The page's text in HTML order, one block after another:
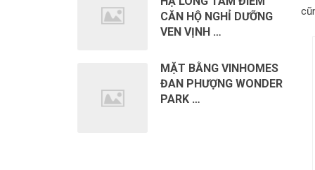
CĂN HỘ NGHỈ DƯỠNG
VEN VỊNH …
MẶT BẰNG VINHOMES
ĐAN PHƯỢNG WONDER
PARK …